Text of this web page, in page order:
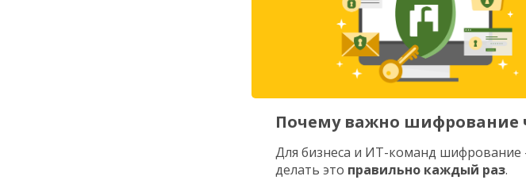
Почему важно шифрование
Для бизнеса и ИТ-команд
делать это правильно каждый раз.